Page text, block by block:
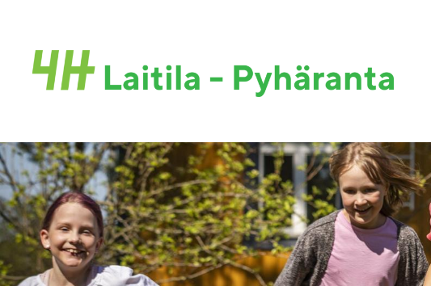
sisältöön
Laitila-Pyhäranta 4H-yhdistys